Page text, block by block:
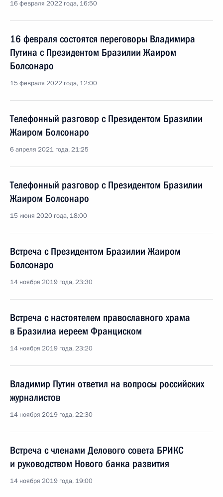
16 февраля 2022 года, 16:50
16 февраля состоятся переговоры Владимира
Путина с Президентом Бразилии Жаиром
Болсонаро
15 февраля 2022 года, 12:00
Телефонный разговор с Президентом Бразилии
Жаиром Болсонаро
6 апреля 2021 года, 21:25
Телефонный разговор с Президентом Бразилии
Жаиром Болсонаро
15 июня 2020 года, 18:00
Встреча с Президентом Бразилии Жаиром
Болсонаро
14 ноября 2019 года, 23:30
Встреча с настоятелем православного храма
в Бразилиа иереем Франциском
14 ноября 2019 года, 23:20
Владимир Путин ответил на вопросы российских
журналистов
14 ноября 2019 года, 22:30
Встреча с членами Делового совета БРИКС
и руководством Нового банка развития
14 ноября 2019 года, 19:00